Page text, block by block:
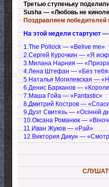
Третью ступеньку
Susha — «Любовь не
Поздравляем победителей
На этой недели стартуют —
1.The Pollock — «Belive me»
2.Сергей Курочкин — «Я
3.Милана Нарния —
4.Лена Штефан — «Без
5.Наталья Могилевская —
6.Денис Барканов —
7.Маша Гойа — «Fantastic»
8.Дмитрий Костров —
9.Дуэт Свитязь — «Осiннiй
10.Оксана Романюк —
11.Иван Жуков — «Рай»
12.Виктория Дикун —